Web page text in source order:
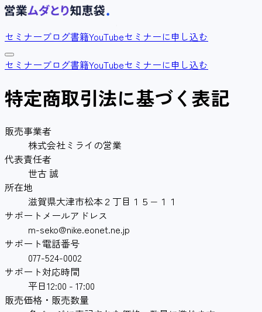
セミナーブログ書籍YouTubeセミナーに申し込む
セミナーブログ書籍YouTubeセミナーに申し込む
特定商取引法に基づく表記
販売事業者
株式会社ミライの営業
代表責任者
世古 誠
所在地
滋賀県大津市松本２丁目１５−１１
サポートメールアドレス
m-seko@nike.eonet.ne.jp
サポート電話番号
077-524-0002
サポート対応時間
平日12:00 - 17:00
販売価格・販売数量